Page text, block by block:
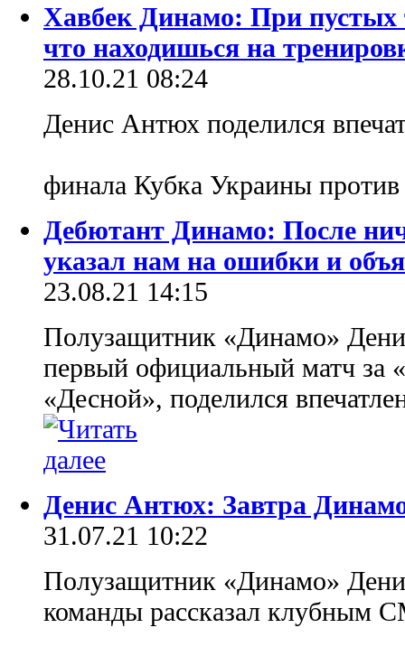
Хавбек Динамо: При пустых
что находишься на
28.10.21 08:24
Денис Антюх поделился
финала Кубка Украины
Дебютант Динамо: После
указал нам на ошибки и
23.08.21 14:15
Полузащитник «Динамо»
первый официальный матч за
«Десной», поделился
Денис Антюх: Завтра
31.07.21 10:22
Полузащитник «Динамо»
команды рассказал клубным